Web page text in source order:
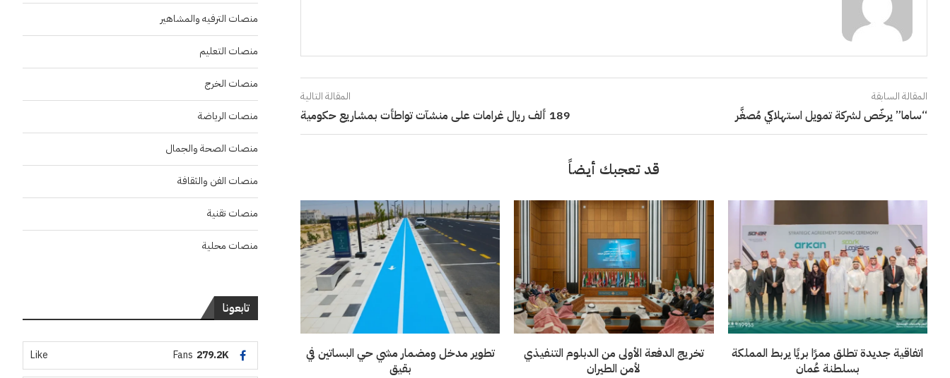
المقالة السابقة
“ساما” يرخّص لشركة تمويل استهلاكي مُصغَّر
المقالة التالية
189 ألف ريال غرامات على منشآت تواطأت بمشاريع حكومية
قد تعجبك أيضاً
تطوير مدخل ومضمار مشي حي البساتين في
بقيق
تخريج الدفعة الأولى من الدبلوم التنفيذي
لأمن الطيران
اتفاقية جديدة تطلق ممرًا بريًا يربط المملكة
بسلطنة عُمان
منصات الترفيه والمشاهير
منصات التعليم
منصات الخرج
منصات الرياضة
منصات الصحة والجمال
منصات الفن والثقافة
منصات تقنية
منصات محلية
تابعونا
279.2K
Fans
Like